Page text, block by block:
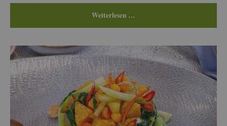
Wei­ter­le­sen …